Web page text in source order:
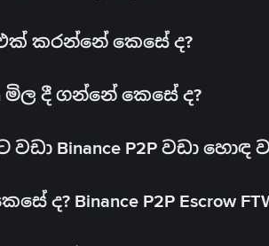
එක් කරන්නේ කෙසේ ද?
මිල දී ගන්නේ කෙසේ ද?
Binance P2P වඩා හොඳ
Binance P2P Escrow